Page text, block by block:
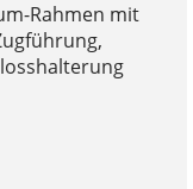
Rahmen mit